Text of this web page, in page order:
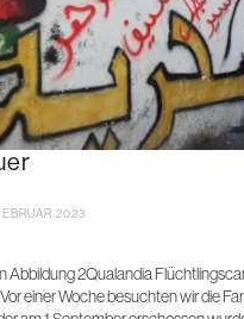
2023
Abbildung 2Qualandia
einer Woche besuchten wir die